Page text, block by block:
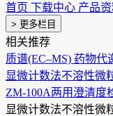
首页 下载中心 产品
> 更多栏目
相关推荐
质谱(EC–MS) 药物代
显微计数法不溶性微
ZM-100A两用澄清度
显微计数法不溶性微